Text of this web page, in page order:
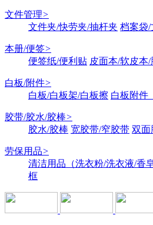
文件管理>
文件夹/快劳夹/抽杆夹 档案袋/
本册/便签>
便签纸/便利贴 皮面本/软皮本
白板/附件>
白板/白板架/白板擦 白板附件
胶带/胶水/胶棒>
胶水/胶棒 宽胶带/窄胶带 双面
劳保用品>
清洁用品（洗衣粉/洗衣液/香
框